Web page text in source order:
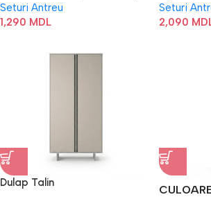
Seturi Antreu
1,290 MDL
Seturi
2,090
Dulap Talin